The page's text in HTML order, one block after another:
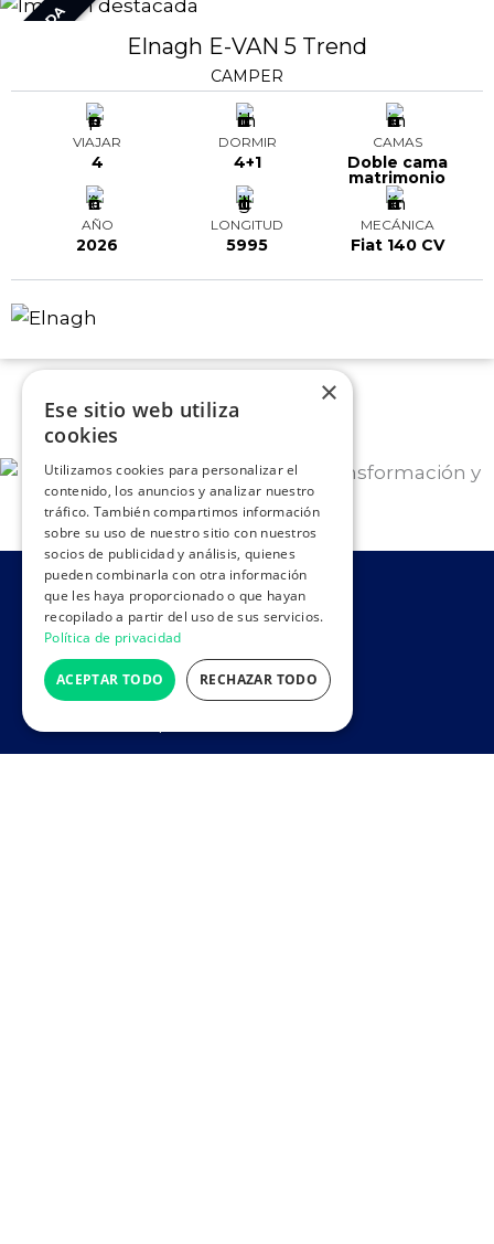
VENDIDA Elnagh E-VAN 5 Trend
CAMPER
VIAJAR
4
DORMIR
4+1
CAMAS
Doble cama
matrimonio
AÑO
2026
LONGITUD
5995
MECÁNICA
Fiat 140 CV
×
Ese sitio web utiliza
cookies
Utilizamos cookies para personalizar el
contenido, los anuncios y analizar nuestro
tráfico. También compartimos información
sobre su uso de nuestro sitio con nuestros
socios de publicidad y análisis, quienes
pueden combinarla con otra información
que les haya proporcionado o que hayan
recopilado a partir del uso de sus servicios.
Política de privacidad
ACEPTAR TODO RECHAZAR TODO